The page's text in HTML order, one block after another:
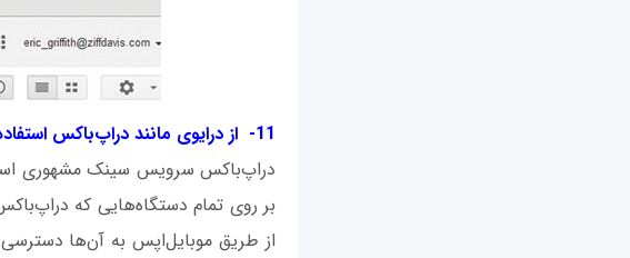
11- از درایوی مانند دراپ‌باکس استفاده کنید
دراپ‌باکس سرویس سینک مشهوری است
بر روی تمام دستگاه‌هایی که
از طریق موبایل‌اپس به آن‌ها